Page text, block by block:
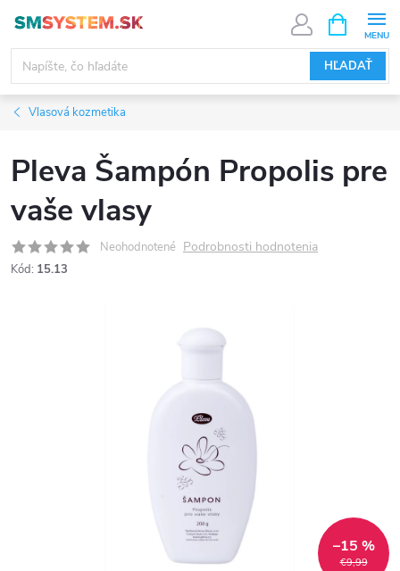
obsah
HĽADAŤ
KOŠÍK
Vlasová kozmetika
Pleva Šampón Propolis pre
vaše vlasy
Neohodnotené Podrobnosti hodnotenia
Kód: 15.13
€9,99
–15 %